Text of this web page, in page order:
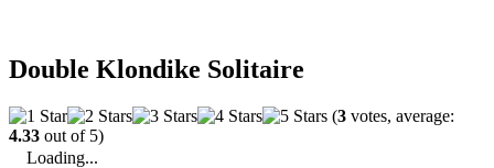
Double Klondike Solitaire
(3 votes, average:
4.33 out of 5)
Loading...